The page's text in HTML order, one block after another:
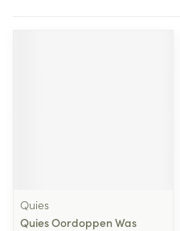
Quies
Quies Oordoppen Was